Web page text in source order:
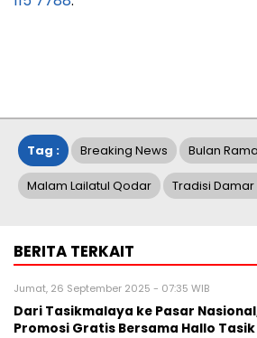
Tag : Breaking News Bulan
Malam Lailatul Qodar Tradisi Damar
BERITA TERKAIT
Jumat, 26 September 2025 - 07:35 WIB
Dari Tasikmalaya ke Pasar
Promosi Gratis Bersama Hallo Tasik